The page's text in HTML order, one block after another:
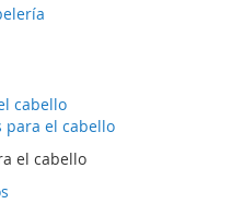
cabello
para el cabello
el cabello